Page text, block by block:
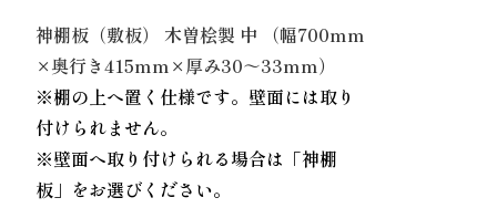
神棚板（敷板） 木曽桧製 中 （幅700mm
×奥行き415mm×厚み30～33mm）
※棚の上へ置く仕様です。壁面には取り
付けられません。
※壁面へ取り付けられる場合は「神棚
板」をお選びください。